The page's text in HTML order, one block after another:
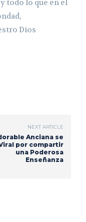
todo lo que en el
Dios
NEXT ARTICLE
Anciana se
por compartir
una Poderosa
Enseñanza